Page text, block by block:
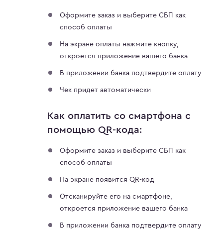
Оформите заказ и выберите СБП как
способ оплаты
На экране оплаты нажмите кнопку,
откроется приложение вашего банка
В приложении банка подтвердите оплату
Чек придет автоматически
Как оплатить со смартфона с
помощью QR-кода:
Оформите заказ и выберите СБП как
способ оплаты
На экране появится QR-код
Отсканируйте его на смартфоне,
откроется приложение вашего банка
В приложении банка подтвердите оплату